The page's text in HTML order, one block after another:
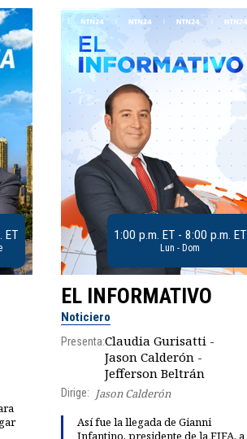
ET 1:00 p.m. ET - 8:00 p.m. ET
Lun - Dom
EL INFORMATIVO
Noticiero
Presenta:Claudia Gurisatti -
Jason Calderón -
Jefferson Beltrán
Dirige:
Jason Calderón
Así fue la llegada de Gianni
Infantino, presidente de la FIFA, a